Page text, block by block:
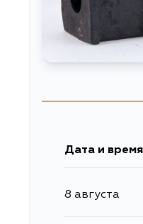
Дата и
8 августа